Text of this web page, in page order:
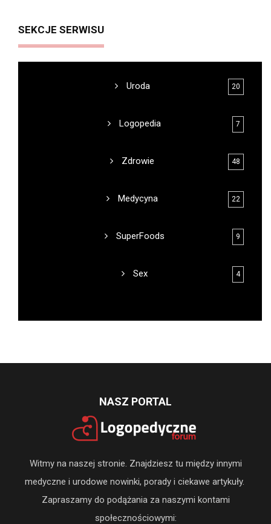
SEKCJE SERWISU
Uroda 20
Logopedia 7
Zdrowie 48
Medycyna 22
SuperFoods 9
Sex 4
NASZ PORTAL
Witmy na naszej stronie. Znajdziesz tu między innymi
medyczne i urodowe nowinki, porady i ciekawe artykuły.
Zapraszamy do podążania za naszymi kontami
społecznościowymi: